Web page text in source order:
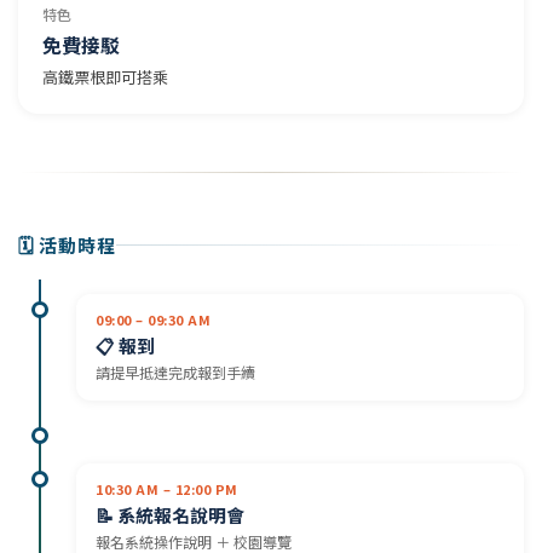
特色
免費接駁
高鐵票根即可搭乘
🗓️ 活動時程
09:00 – 09:30 AM
📋 報到
請提早抵達完成報到手續
10:30 AM – 12:00 PM
📝 系統報名說明會
報名系統操作說明 ＋ 校園導覽